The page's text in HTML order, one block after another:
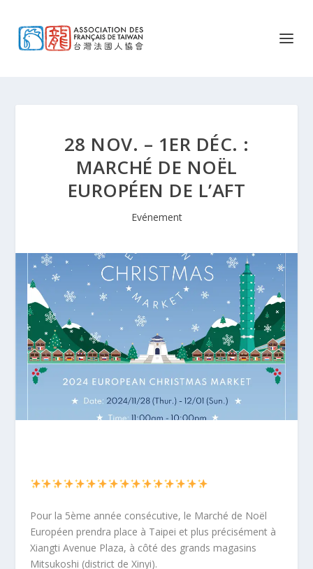
28 NOV. – 1ER DÉC. :
MARCHÉ DE NOËL
EUROPÉEN DE L’AFT
Evénement
Pour la 5ème année consécutive, le Marché de Noël
Européen prendra place à Taipei et plus précisément à
Xiangti Avenue Plaza, à côté des grands magasins
Mitsukoshi (district de Xinyi).